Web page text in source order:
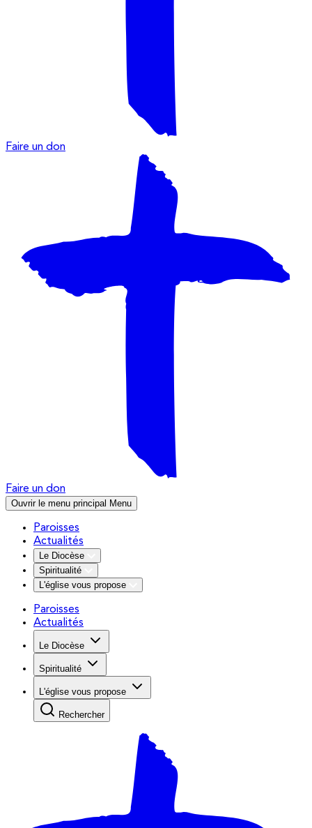
Faire un don
Faire un don
Ouvrir le menu principal Menu
Paroisses
Actualités
Le Diocèse
Spiritualité
L'église vous propose
Paroisses
Actualités
Le Diocèse
Spiritualité
L'église vous propose
Rechercher